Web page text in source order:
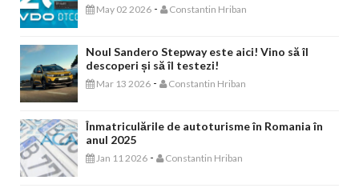
May 02 2026 - Constantin Hriban
Noul Sandero Stepway este aici! Vino să îl
descoperi și să îl testezi!
Mar 13 2026 - Constantin Hriban
Înmatriculările de autoturisme în Romania în
anul 2025
Jan 11 2026 - Constantin Hriban